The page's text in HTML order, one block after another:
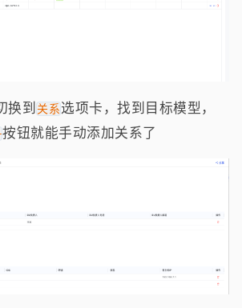
换到关系选项卡，找到目标模型，
按钮就能手动添加关系了